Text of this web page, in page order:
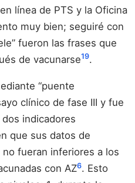
línea de PTS y la Oficina
muy bien; seguiré con
fueron las frases que
de vacunarse19.
“puente
clínico de fase III y fue
indicadores
que sus datos de
fueran inferiores a los
con AZ6. Esto